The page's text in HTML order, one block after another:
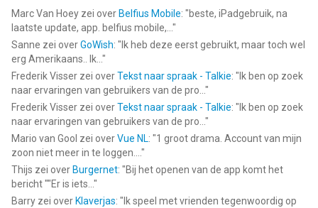
Marc Van Hoey zei over Belfius Mobile: "beste, iPadgebruik, na
laatste update, app. belfius mobile,... "
Sanne zei overGoWish: " Ik heb deze eerst gebruikt, maar toch wel
erg Amerikaans.. Ik... "
Frederik Visser zei overTekst naar spraak - Talkie: " Ik ben op zoek
naar ervaringen van gebruikers van de pro... "
Frederik Visser zei overTekst naar spraak - Talkie: " Ik ben op zoek
naar ervaringen van gebruikers van de pro... "
Mario van Gool zei overVue NL: "1 groot drama. Account van mijn
zoon niet meer in te loggen.... "
Thijs zei over Burgernet: "Bij het openen van de app komt het
bericht ""Er is iets... "
Barry zei over Klaverjas: " Ik speel met vrienden tegenwoordig op